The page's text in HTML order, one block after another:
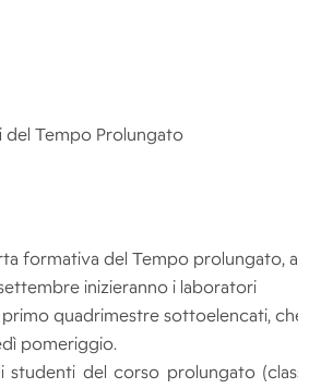
del Tempo Prolungato
formativa del Tempo prolungato, a
inizieranno i laboratori
quadrimestre sottoelencati, che
pomeriggio.
del corso prolungato (classi